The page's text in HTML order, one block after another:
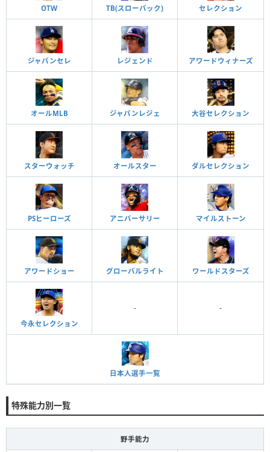
OTW TB(スローバック) セレクション
ジャパンセレ レジェンド アワードウィナーズ
オールMLB ジャパンレジェ 大谷セレクション
スターウォッチ オールスター ダルセレクション
PSヒーローズ アニバーサリー マイルストーン
アワードショー グローバルライト ワールドスターズ
今永セレクション
- -
日本人選手一覧
特殊能力別一覧
野手能力